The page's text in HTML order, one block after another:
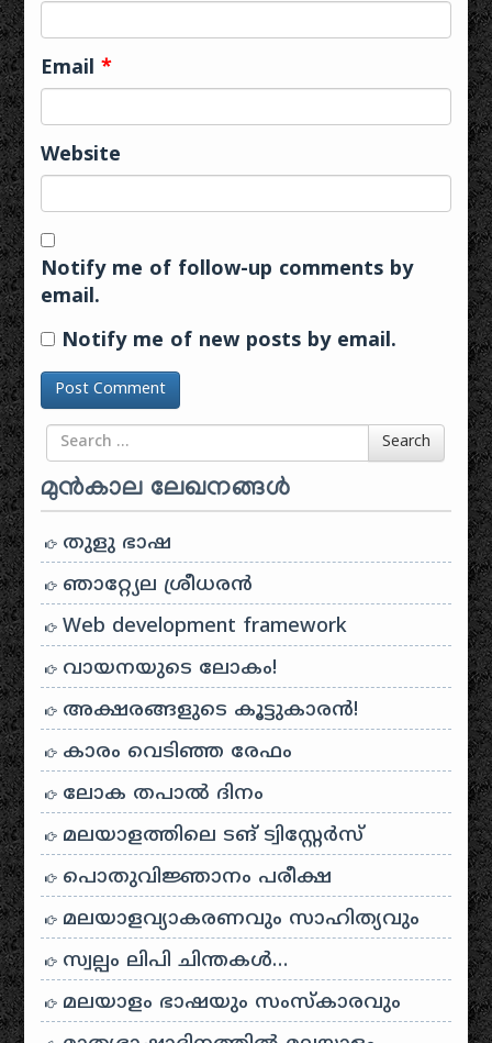
Email*
Website
Notify me of follow-up comments by
email.
Notify me of new posts by email.
Search for Search
മുൻകാല ലേഖനങ്ങൾ
തുളു ഭാഷ
ഞാറ്റ്യേല ശ്രീധരൻ
Web development framework
വായനയുടെ ലോകം!
അക്ഷരങ്ങളുടെ കൂട്ടുകാരൻ!
കാരം വെടിഞ്ഞ രേഫം
ലോക തപാൽ ദിനം
മലയാളത്തിലെ ടങ് ട്വിസ്റ്റേർസ്
പൊതുവിജ്ഞാനം പരീക്ഷ
മലയാളവ്യാകരണവും സാഹിത്യവും
സ്വല്പം ലിപി ചിന്തകൾ…
മലയാളം ഭാഷയും സംസ്കാരവും